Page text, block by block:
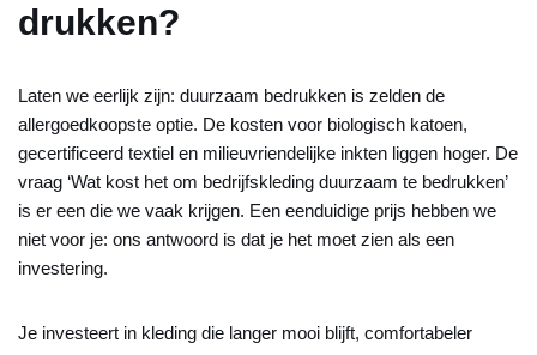
drukken?
Laten we eerlijk zijn: duurzaam bedrukken is zelden de
allergoedkoopste optie. De kosten voor biologisch katoen,
gecertificeerd textiel en milieuvriendelijke inkten liggen hoger. De
vraag ‘Wat kost het om bedrijfskleding duurzaam te bedrukken’
is er een die we vaak krijgen. Een eenduidige prijs hebben we
niet voor je: ons antwoord is dat je het moet zien als een
investering.
Je investeert in kleding die langer mooi blijft, comfortabeler